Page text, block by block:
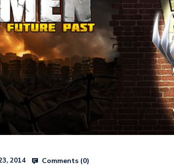
2014 Comments (0)